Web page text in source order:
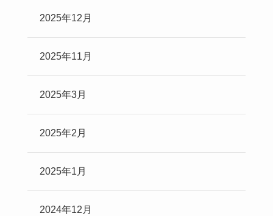
2025年12月
2025年11月
2025年3月
2025年2月
2025年1月
2024年12月